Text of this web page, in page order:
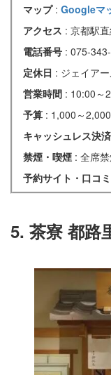
マップ : Googleマ
アクセス : 京都駅
電話番号 : 075-
定休日 : ジェイア
営業時間 : 10:00～
予算 : 1,000～
キャッシュレス決済
禁煙・喫煙 : 全席
予約サイト・口コ
5. 茶寮 都路